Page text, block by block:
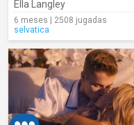
Ella Langley
6 meses | 2508 jugadas
selvatica